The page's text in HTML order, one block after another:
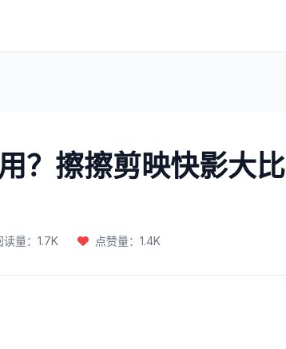
？擦擦剪映快影大比
读量：1.7K 点赞量：1.4K